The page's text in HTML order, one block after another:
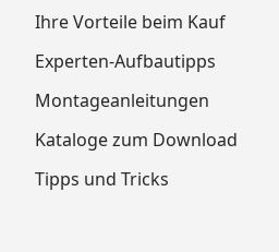
Ihre Vorteile beim Kauf
Experten-Aufbautipps
Montageanleitungen
Kataloge zum Download
Tipps und Tricks